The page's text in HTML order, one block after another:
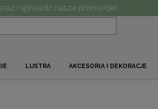
i sprawdź nasze promocje!
LUSTRA AKCESORIA I DEKORACJE